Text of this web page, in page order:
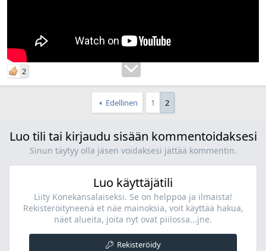
2
Edellinen 1 2
Luo tili tai kirjaudu sisään kommentoidaksesi
Sinun täytyy olla jäsen voidaksesi jättää kommentin.
Luo käyttäjätili
Liity Konekansalaiseksi. Se on helppoa ja ilmaista!
Rekisteröityneenä et näe mainoksia, voit käyttää hakua,
näet alueita, joita nyt ovat piilossa...jne.
Rekisteröidy